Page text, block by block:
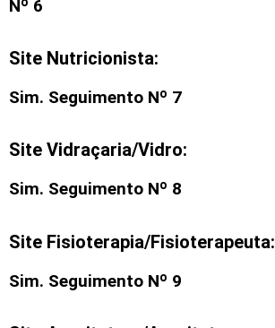
Nº 6
Site Nutricionista:
Sim. Seguimento Nº 7
Site Vidraçaria/Vidro:
Sim. Seguimento Nº 8
Site Fisioterapia/Fisioterapeuta:
Sim. Seguimento Nº 9